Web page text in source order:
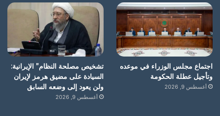
اجتماع مجلس الوزراء في موعده
وتأجيل عطلة الحكومة
أغسطس 9, 2026
تشخيص مصلحة النظام” الإيرانية:
السيادة على مضيق هرمز لإيران
ولن يعود إلى وضعه السابق
أغسطس 9, 2026